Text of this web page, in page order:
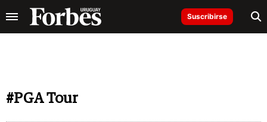
Suscribirse
#PGA Tour